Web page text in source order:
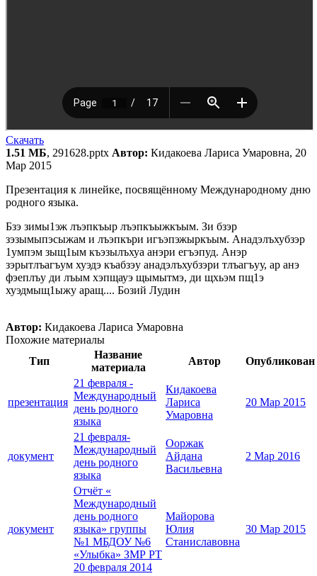
Скачать
1.51 МБ, 291628.pptx Автор: Кидакоева Лариса Умаровна, 20
Мар 2015
Презентация к линейке, посвящённому Международному дню
родного языка.
Бзэ зимы1эж лъэпкъыр лъэпкъыжкъым. Зи бзэр
зэзымыпэсыжам и лъэпкъри игъэпэжыркъым. Анадэлъхубзэр
1умпэм зыщ1ым къэзылъхуа анэри егъэпуд. Анэр
зэрытлъагъум хуэдэ къабзэу анадэлъхубзэри тлъагъуу, ар анэ
фэеплъу ди лъым хэпщауэ щымытмэ, ди щхьэм пщ1э
хуэдмыщ1ыжу аращ.... Бозий Лудин
Автор: Кидакоева Лариса Умаровна
Похожие материалы
Тип
Название
материала
Автор Опубликован
презентация
21 февраля -
Международный
день родного
языка
Кидакоева
Лариса
Умаровна
20 Мар 2015
документ
21 февраля-
Международный
день родного
языка
Ооржак
Айдана
Васильевна
2 Мар 2016
документ
Отчёт «
Международный
день родного
языка» группы
№1 МБДОУ №6
«Улыбка» ЗМР РТ
20 февраля 2014
Майорова
Юлия
Станиславовна
30 Мар 2015